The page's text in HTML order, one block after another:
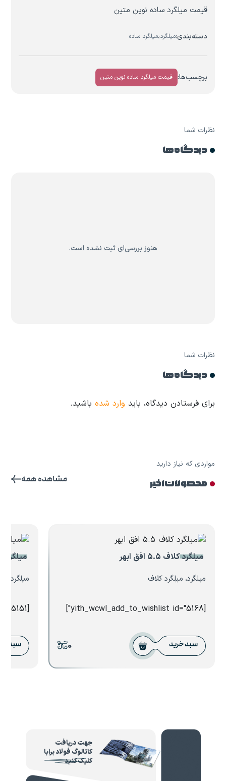
قیمت میلگرد ساده نوین متین
دسته‌بندی:میلگرد،میلگرد ساده
برچسب‌ها: قیمت میلگرد ساده نوین متین
نظرات شما
دیدگاه ها
هنوز بررسی‌ای ثبت نشده است.
نظرات شما
دیدگاه ها
برای فرستادن دیدگاه، باید وارد شده باشید.
مواردی که نیاز دارید
محصولات اخیر مشاهده همه
میلگرد کلاف ۵.۵ افق ابهر
میلگرد، میلگرد کلاف
[yith_wcwl_add_to_wishlist id="5168"]
سبد خرید 0
میلگرد
میلگرد،
[yith_wcwl_add_to_wishlist id="5151"]
سبد
جهت دریافت
کاتالوگ فولاد برابا
کلیک کنید